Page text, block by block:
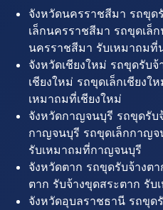
จังหวัดนครราชสีมา รถขุด
เล็กนครราชสีมา รถขุดเล็
นครราชสีมา รับเหมาถมที่
จังหวัดเชียงใหม่ รถขุดรับจ้
เชียงใหม่ รถขุดเล็กเชียงใ
เหมาถมที่เชียงใหม่
จังหวัดกาญจนบุรี รถขุดรับ
กาญจนบุรี รถขุดเล็กกาญ
รับเหมาถมที่กาญจนบุรี
จังหวัดตาก รถขุดรับจ้างต
ตาก รับจ้างขุดสระตาก รับ
จังหวัดอุบลราชธานี รถขุด